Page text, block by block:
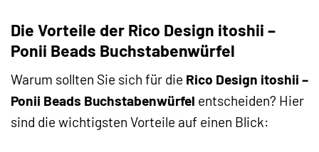
Die Vorteile der Rico Design itoshii –
Ponii Beads Buchstabenwürfel
Warum sollten Sie sich für die Rico Design itoshii –
Ponii Beads Buchstabenwürfel entscheiden? Hier
sind die wichtigsten Vorteile auf einen Blick: